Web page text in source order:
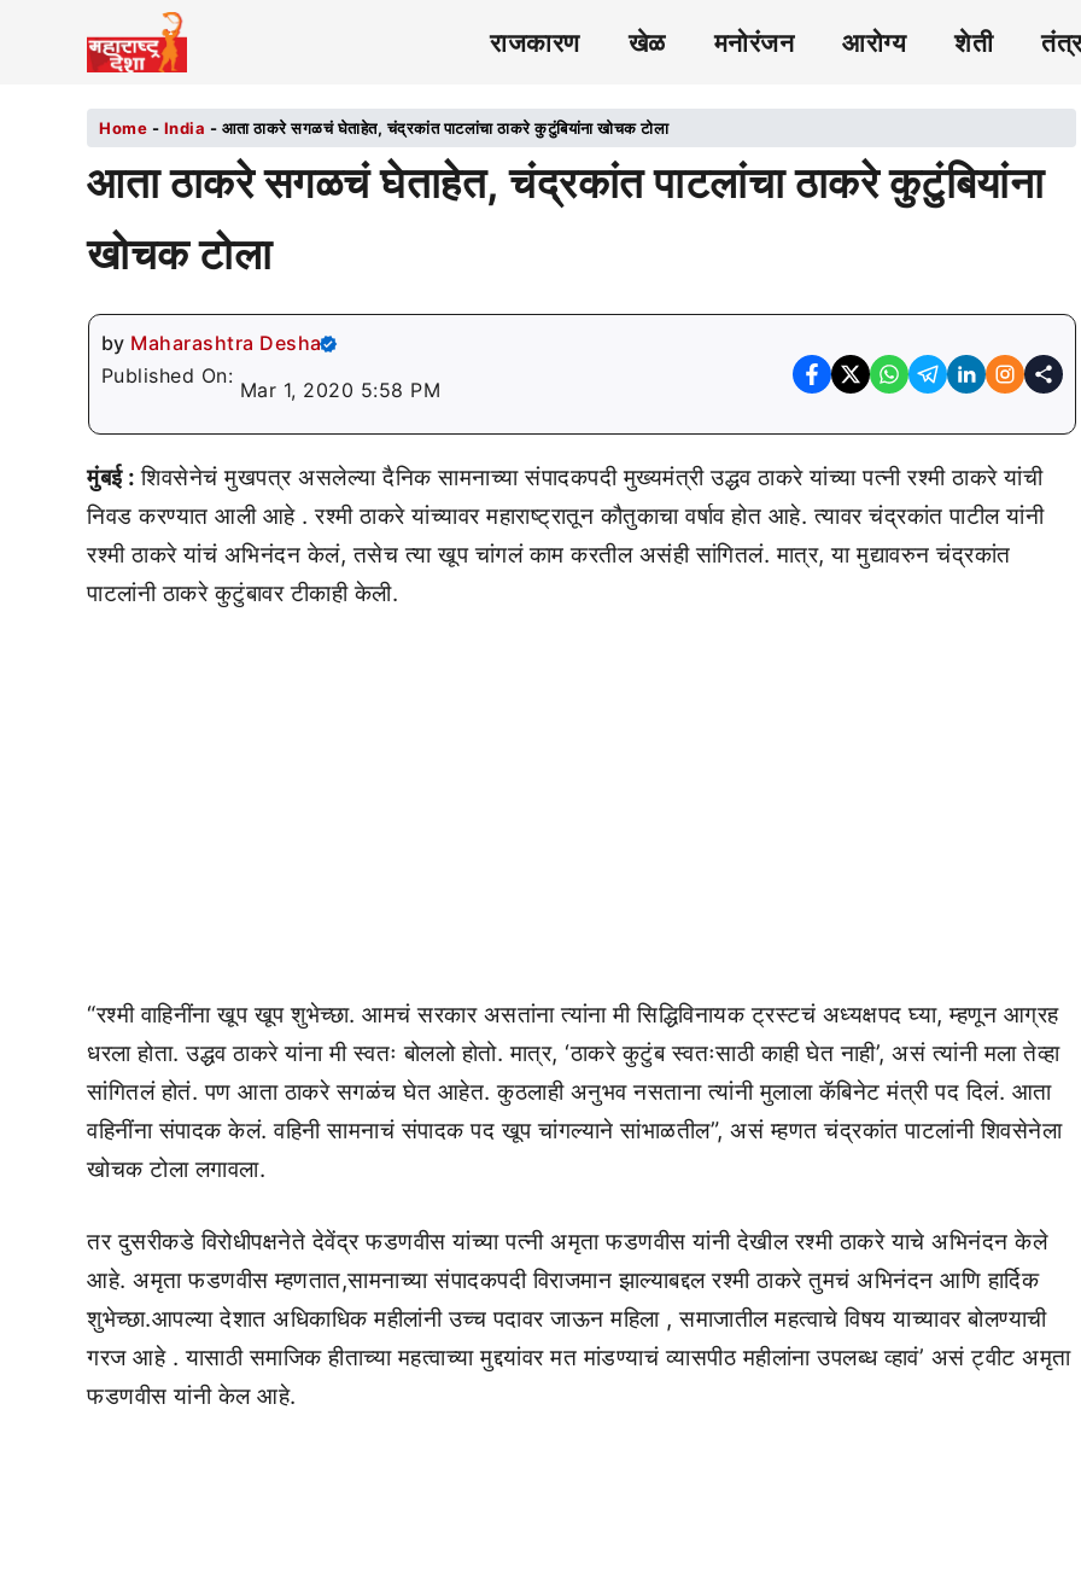
राजकारण खेळ मनोरंजन आरोग्य शेती
Home - India - आता ठाकरे सगळचं घेताहेत, चंद्रकांत पाटलांचा ठाकरे कुटुंबियांना खोचक टोला
आता ठाकरे सगळचं घेताहेत, चंद्रकांत पाटलांचा ठाकरे कुटुंबियांना
खोचक टोला
by Maharashtra Desha
Published On:
Mar 1, 2020 5:58 PM
मुंबई :शिवसेनेचं मुखपत्र असलेल्या दैनिक सामनाच्या संपादकपदी मुख्यमंत्री उद्धव ठाकरे यांच्या पत्नी रश्मी ठाकरे यांची
निवड करण्यात आली आहे . रश्मी ठाकरे यांच्यावर महाराष्ट्रातून कौतुकाचा वर्षाव होत आहे. त्यावर चंद्रकांत पाटील यांनी
रश्मी ठाकरे यांचं अभिनंदन केलं, तसेच त्या खूप चांगलं काम करतील असंही सांगितलं. मात्र, या मुद्यावरुन चंद्रकांत
पाटलांनी ठाकरे कुटुंबावर टीकाही केली.
“रश्मी वाहिनींना खूप खूप शुभेच्छा. आमचं सरकार असतांना त्यांना मी सिद्धिविनायक ट्रस्टचं अध्यक्षपद घ्या, म्हणून आग्रह
धरला होता. उद्धव ठाकरे यांना मी स्वतः बोललो होतो. मात्र, ‘ठाकरे कुटुंब स्वतःसाठी काही घेत नाही’, असं त्यांनी मला तेव्हा
सांगितलं होतं. पण आता ठाकरे सगळंच घेत आहेत. कुठलाही अनुभव नसताना त्यांनी मुलाला कॅबिनेट मंत्री पद दिलं. आता
वहिनींना संपादक केलं. वहिनी सामनाचं संपादक पद खूप चांगल्याने सांभाळतील”, असं म्हणत चंद्रकांत पाटलांनी शिवसेनेला
खोचक टोला लगावला.
तर दुसरीकडे विरोधीपक्षनेते देवेंद्र फडणवीस यांच्या पत्नी अमृता फडणवीस यांनी देखील रश्मी ठाकरे याचे अभिनंदन केले
आहे. अमृता फडणवीस म्हणतात,सामनाच्या संपादकपदी विराजमान झाल्याबद्दल रश्मी ठाकरे तुमचं अभिनंदन आणि हार्दिक
शुभेच्छा.आपल्या देशात अधिकाधिक महीलांनी उच्च पदावर जाऊन महिला , समाजातील महत्वाचे विषय याच्यावर बोलण्याची
गरज आहे . यासाठी समाजिक हीताच्या महत्वाच्या मुद्दयांवर मत मांडण्याचं व्यासपीठ महीलांना उपलब्ध व्हावं’ असं ट्वीट अमृता
फडणवीस यांनी केल आहे.